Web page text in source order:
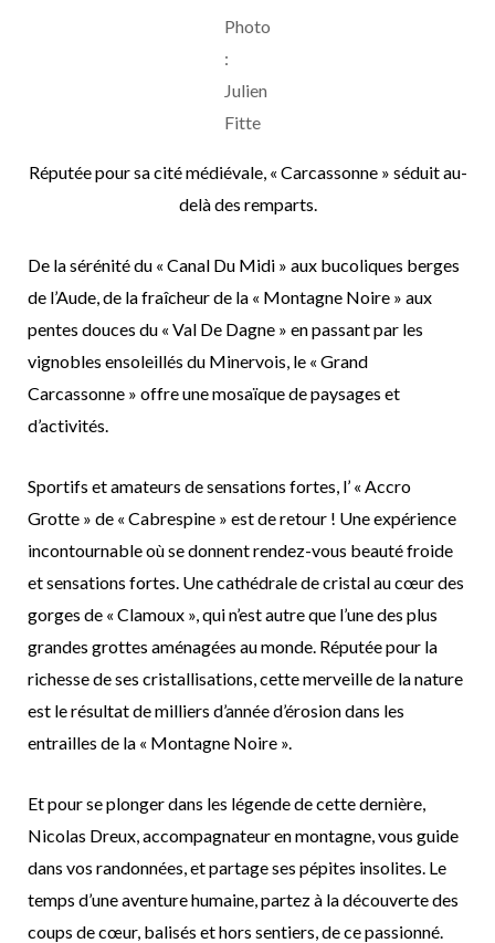
Photo
:
Julien
Fitte
Réputée pour sa cité médiévale, « Carcassonne » séduit au-
delà des remparts.
De la sérénité du « Canal Du Midi » aux bucoliques berges
de l’Aude, de la fraîcheur de la « Montagne Noire » aux
pentes douces du « Val De Dagne » en passant par les
vignobles ensoleillés du Minervois, le « Grand
Carcassonne » offre une mosaïque de paysages et
d’activités.
Sportifs et amateurs de sensations fortes, l’ « Accro
Grotte » de « Cabrespine » est de retour ! Une expérience
incontournable où se donnent rendez-vous beauté froide
et sensations fortes. Une cathédrale de cristal au cœur des
gorges de « Clamoux », qui n’est autre que l’une des plus
grandes grottes aménagées au monde. Réputée pour la
richesse de ses cristallisations, cette merveille de la nature
est le résultat de milliers d’année d’érosion dans les
entrailles de la « Montagne Noire ».
Et pour se plonger dans les légende de cette dernière,
Nicolas Dreux, accompagnateur en montagne, vous guide
dans vos randonnées, et partage ses pépites insolites. Le
temps d’une aventure humaine, partez à la découverte des
coups de cœur, balisés et hors sentiers, de ce passionné.